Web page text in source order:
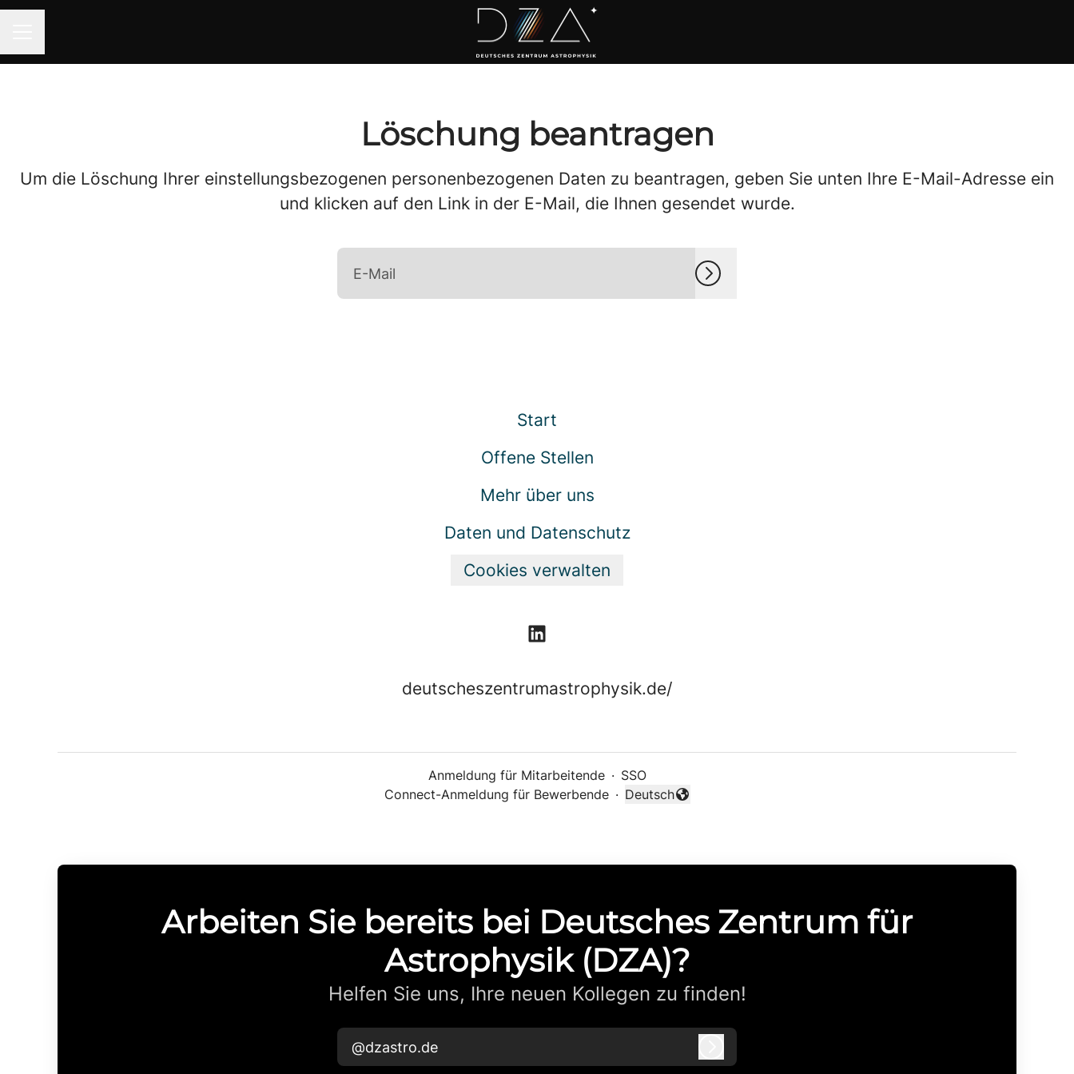
Löschung beantragen
Um die Löschung Ihrer einstellungsbezogenen personenbezogenen Daten zu beantragen, geben Sie unten Ihre E-Mail-Adresse ein
und klicken auf den Link in der E-Mail, die Ihnen gesendet wurde.
Start
Offene Stellen
Mehr über uns
Daten und Datenschutz
Cookies verwalten
deutscheszentrumastrophysik.de/
Anmeldung für Mitarbeitende · SSO
Connect-Anmeldung für Bewerbende ·
Sprache ändern
Deutsch
Arbeiten Sie bereits bei Deutsches Zentrum für
Astrophysik (DZA)?
Helfen Sie uns, Ihre neuen Kollegen zu finden!
@dzastro.de